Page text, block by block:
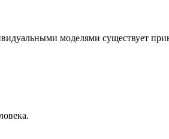
моделями существует